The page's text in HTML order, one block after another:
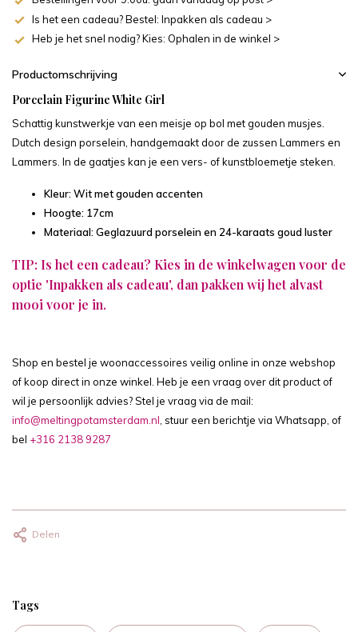
Is het een cadeau? Bestel: Inpakken als cadeau >
Heb je het snel nodig? Kies: Ophalen in de winkel >
Productomschrijving
Porcelain Figurine White Girl
Schattig kunstwerkje van een meisje op bol met gouden musjes.
Dutch design porselein, handgemaakt door de zussen Lammers en
Lammers. In de gaatjes kan je een vers- of kunstbloemetje steken.
Kleur: Wit met gouden accenten
Hoogte: 17cm
Materiaal: Geglazuurd porselein en 24-karaats goud luster
TIP: Is het een cadeau? Kies in de winkelwagen voor de
optie 'Inpakken als cadeau', dan pakken wij het alvast
mooi voor je in.
Shop en bestel je woonaccessoires veilig online in onze webshop
of koop direct in onze winkel. Heb je een vraag over dit product of
wil je persoonlijk advies? Stel je vraag via de mail:
info@meltingpotamsterdam.nl, stuur een berichtje via Whatsapp, of
bel +316 2138 9287
Delen
Tags